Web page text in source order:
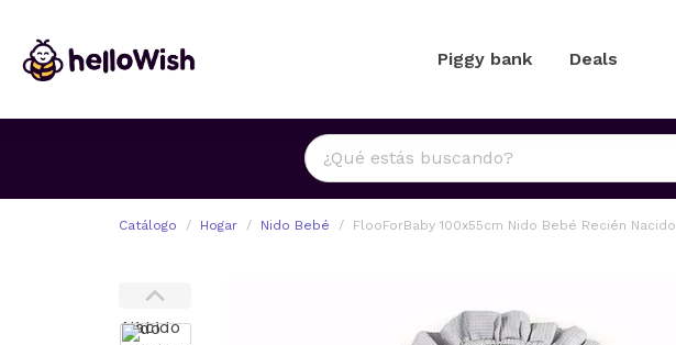
Piggy bank Deals
Catálogo Hogar Nido Bebé FlooForBaby 100x55cm Nido Bebé Recién Nacido